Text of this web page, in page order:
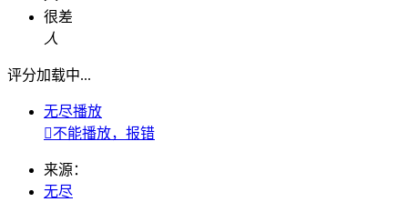
很差
人
评分加载中...
无尽播放
不能播放，报错
来源：
无尽